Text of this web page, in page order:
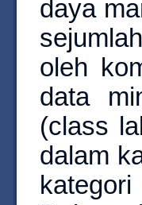
daya
oleh
data
(class
dalam